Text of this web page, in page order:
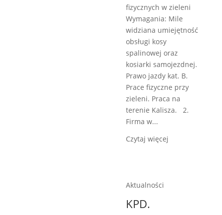
fizycznych w zieleni
Wymagania: Mile
widziana umiejętność
obsługi kosy
spalinowej oraz
kosiarki samojezdnej.
Prawo jazdy kat. B.
Prace fizyczne przy
zieleni. Praca na
terenie Kalisza. 2.
Firma w...
Czytaj więcej
Aktualności
KPD.